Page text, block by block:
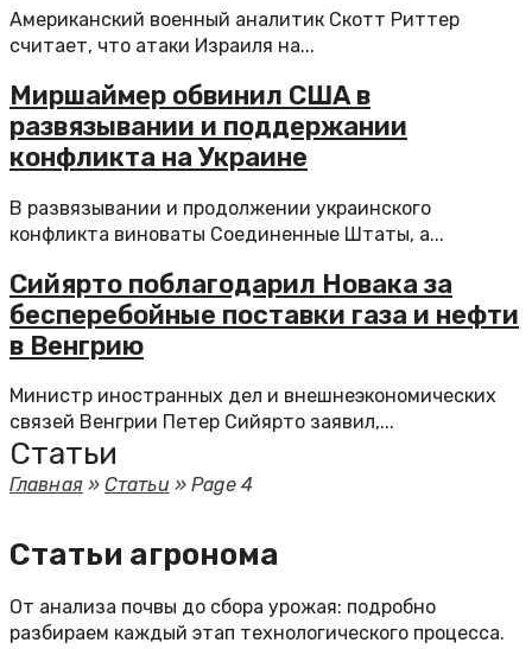
Американский военный аналитик Скотт Риттер
считает, что атаки Израиля на...
Миршаймер обвинил США в
развязывании и поддержании
конфликта на Украине
В развязывании и продолжении украинского
конфликта виноваты Соединенные Штаты, а...
Сийярто поблагодарил Новака за
бесперебойные поставки газа и нефти
в Венгрию
Министр иностранных дел и внешнеэкономических
связей Венгрии Петер Сийярто заявил,...
Статьи
Главная»Статьи » Page 4
Статьи агронома
От анализа почвы до сбора урожая: подробно
разбираем каждый этап технологического процесса.